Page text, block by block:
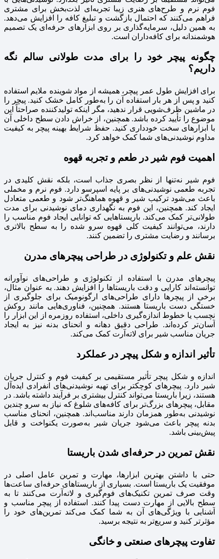
فوم نرم و طرح‌های هنری زیبا تجربه‌ای لذت‌بخش برای مشتری
فراهم می‌کنند که احتمال بازگشت و تبلیغ کافه را افزایش می‌دهد.
به همین دلیل، سرمایه‌گذاری بر روی ابزارهای حرفه‌ای یک تصمیم
هوشمندانه برای کافه‌داران است.
چگونه پیچر خود را برای مدت طولانی سالم نگه
داریم؟
برای افزایش طول عمر پیچر، همیشه از مواد شوینده ملایم استفاده
کنید و پس از هر بار استفاده آن را به‌طور کامل خشک کنید. پیچر را
در ماشین ظرف‌شویی قرار ندهید، مگر اینکه تولیدکننده صراحتاً این
موضوع را تأیید کرده باشد. همچنین، از خراش دادن سطح داخلی آن
با ابزارهای سخت خودداری کنید. حفظ شرایط بهینه پیچر به کیفیت
مداوم نوشیدنی‌های شما کمک خواهد کرد.
اهمیت فوم شیر در طعم و تجربه قهوه
فوم شیر نه‌تنها از نظر بصری جذاب است، بلکه نقش کلیدی در
تجربه طعمی نوشیدنی‌های بر پایه اسپرسو دارد. فوم نرم و مخملی
باعث می‌شود ترکیب شیر و قهوه هماهنگ‌تر شود و طعمی متعادل
ایجاد کند. همچنین، این فوم به نگهداری دمای نوشیدنی برای مدت
طولانی‌تر کمک می‌کند. باریستاهایی که توانایی ایجاد فوم مناسب را
دارند، می‌توانند کیفیت کلی قهوه سرو شده را به سطح بالاتری
برسانند و رضایت مشتری را تضمین کنند.
نقش علم و تکنولوژی در طراحی پیچرهای مدرن
پیچرهای مدرن با استفاده از تکنولوژی و طراحی‌های نوآورانه
توانسته‌اند کارایی و دقت باریستاها را افزایش دهند. به عنوان مثال،
برخی از پیچرها دارای طراحی‌های ارگونومیک برای جلوگیری از
خستگی دست باریستا هستند. همچنین، فناوری‌هایی مانند روکش
نچسب یا خطوط اندازه‌گیری داخلی، استفاده روزمره از این ابزار را
آسان‌تر کرده‌اند. طراحی دقیق دهانه و انحنای بدنه نیز به ایجاد
جریان مناسب شیر برای لاته‌آرت کمک می‌کند.
تأثیر اندازه و شکل پیچر در عملکرد
اندازه و شکل پیچر تأثیر مستقیمی بر کیفیت فوم و کنترل جریان
شیر دارد. پیچرهای کوچکتر برای تهیه نوشیدنی‌های انفرادی ایده‌آل
هستند، زیرا باریستا می‌تواند کنترل بیشتری بر فرآیند داشته باشد. در
مقابل، پیچرهای بزرگ‌تر برای کافه‌های شلوغ که نیاز به سرو چندین
نوشیدنی به‌طور همزمان دارند مناسب‌اند. همچنین، انحنای مناسب
بدنه پیچر باعث می‌شود جریان شیر به‌صورت یکنواخت و قابل
پیش‌بینی باشد.
نقش تمرین در حرفه‌ای شدن باریستا
حتی با داشتن بهترین ابزارها، مهارت و تمرین عامل اصلی در
موفقیت یک باریستا است. بسیاری از باریستاهای حرفه‌ای ساعت‌ها
وقت صرف تمرین تکنیک‌های فوم‌گیری و لاته‌آرت می‌کنند تا به
سطح بالایی از مهارت دست پیدا کنند. استفاده از پیچر مناسب و
آشنایی با ویژگی‌های آن به شما کمک می‌کند تمرین‌های خود را
مؤثرتر کنید و سریع‌تر به نتیجه برسید.
تفاوت پیچرهای صنعتی و خانگی